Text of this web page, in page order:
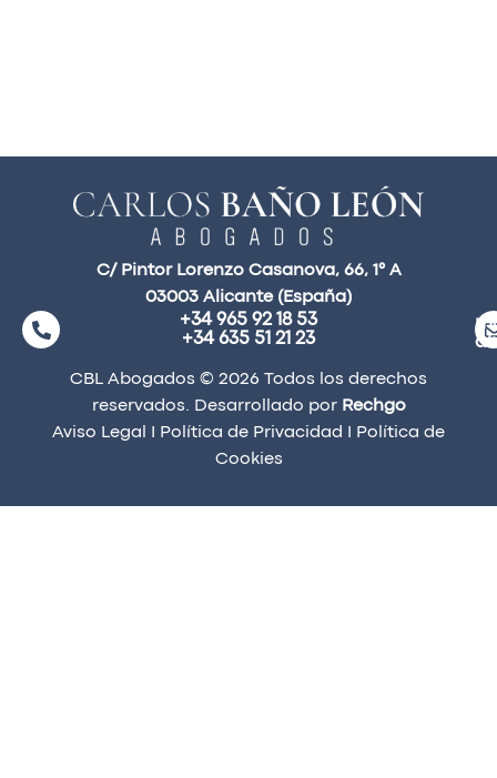
C/ Pintor Lorenzo Casanova, 66, 1° A
03003 Alicante (España)
+34 965 92 18 53
+34 635 51 21 23
CBL Abogados © 2026 Todos los derechos
reservados. Desarrollado por Rechgo
Aviso Legal
Política de Privacidad
Política de
Cookies